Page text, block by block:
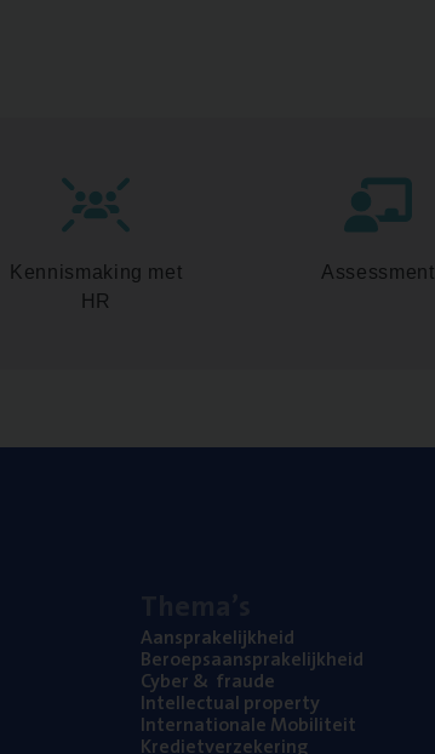
Kennismaking met
HR
Assessment
Aan­spra­ke­lijk­heid
Beroeps­aan­spra­ke­lijk­heid
Cyber& fraude
Intel­lec­tu­al property
Inter­na­ti­o­na­le Mobiliteit
Kre­diet­ver­ze­ke­ring